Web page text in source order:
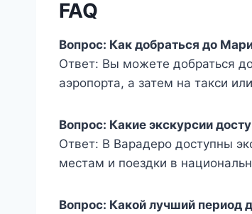
FAQ
Вопрос: Как добраться до
Ответ: Вы можете добраться
аэропорта, а затем на такси
Вопрос: Какие экскурсии
Ответ: В Варадеро доступны
местам и поездки в
Вопрос: Какой лучший период